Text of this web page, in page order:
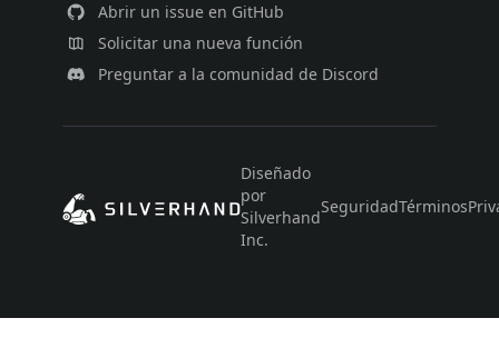
Abrir un issue en GitHub
Solicitar una nueva función
Preguntar a la comunidad de Discord
Diseñado
por
Silverhand
Inc.
SeguridadTérminos